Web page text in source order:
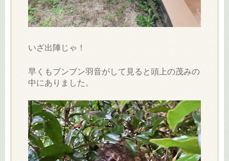
いざ出陣じゃ！
早くもブンブン羽音がして見ると頭上の茂みの
中にありました。